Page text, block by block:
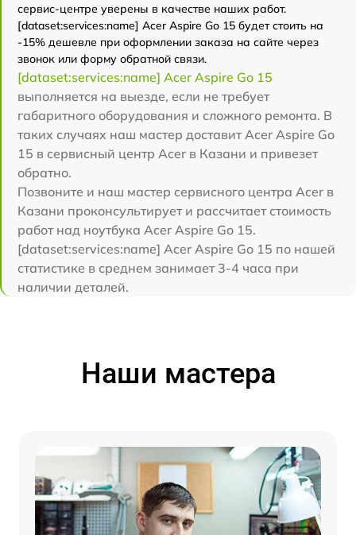
сервис-центре уверены в качестве наших работ.
[dataset:services:name] Acer Aspire Go 15 будет стоить на
-15% дешевле при оформлении заказа на сайте через
звонок или форму обратной связи.
[dataset:services:name] Acer Aspire Go 15
выполняется на выезде, если не требует
габаритного оборудования и сложного ремонта. В
таких случаях наш мастер доставит Acer Aspire Go
15 в сервисный центр Acer в Казани и привезет
обратно.
Позвоните и наш мастер сервисного центра Acer в
Казани проконсультирует и рассчитает стоимость
работ над ноутбука Acer Aspire Go 15.
[dataset:services:name] Acer Aspire Go 15 по нашей
статистике в среднем занимает 3-4 часа при
наличии деталей.
Наши мастера